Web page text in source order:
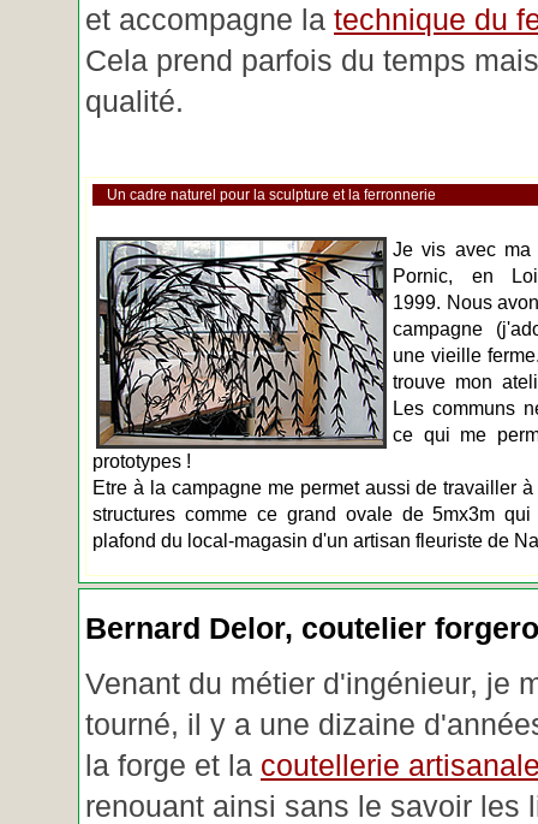
et accompagne la technique du
Cela prend parfois du temps
qualité.
Un cadre naturel pour la sculpture et la ferronnerie
Je vis avec ma
Pornic, en
1999. Nous
campagne
une vieille
trouve mon
Les communs
ce qui me
prototypes !
Etre à la campagne me permet aussi de travailler
structures comme ce grand ovale de 5mx3m
plafond du local-magasin d'un artisan fleuriste de
Bernard Delor, coutelier
Venant du métier d'ingénieur, je
tourné, il y a une dizaine
la forge et la coutellerie
renouant ainsi sans le savoir les